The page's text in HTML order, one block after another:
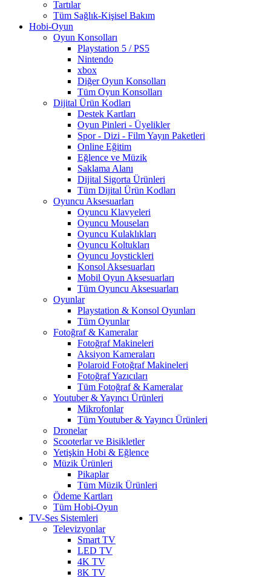
Tartılar
Tüm Sağlık-Kişisel Bakım
Hobi-Oyun
Oyun Konsolları
Playstation 5 / PS5
Nintendo
xbox
Diğer Oyun Konsolları
Tüm Oyun Konsolları
Dijital Ürün Kodları
Destek Kartları
Oyun Pinleri - Üyelikler
Spor - Dizi - Film Yayın Paketleri
Online Eğitim
Eğlence ve Müzik
Saklama Alanı
Dijital Sigorta Ürünleri
Tüm Dijital Ürün Kodları
Oyuncu Aksesuarları
Oyuncu Klavyeleri
Oyuncu Mouseları
Oyuncu Kulaklıkları
Oyuncu Koltukları
Oyuncu Joystickleri
Konsol Aksesuarları
Mobil Oyun Aksesuarları
Tüm Oyuncu Aksesuarları
Oyunlar
Playstation & Konsol Oyunları
Tüm Oyunlar
Fotoğraf & Kameralar
Fotoğraf Makineleri
Aksiyon Kameraları
Polaroid Fotoğraf Makineleri
Fotoğraf Yazıcıları
Tüm Fotoğraf & Kameralar
Youtuber & Yayıncı Ürünleri
Mikrofonlar
Tüm Youtuber & Yayıncı Ürünleri
Dronelar
Scooterlar ve Bisikletler
Yetişkin Hobi & Eğlence
Müzik Ürünleri
Pikaplar
Tüm Müzik Ürünleri
Ödeme Kartları
Tüm Hobi-Oyun
TV-Ses Sistemleri
Televizyonlar
Smart TV
LED TV
4K TV
8K TV